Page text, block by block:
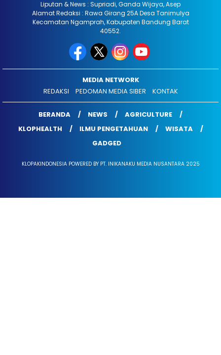
Liputan & News : Supriadi, Ganda Wijaya, Asep
Alamat Redaksi : Rawa Girang 25A Desa Tanimulya
Kecamatan Ngamprah, Kabupaten Bandung Barat
40552.
MEDIA NETWORK
REDAKSI
PEDOMAN MEDIA SIBER KONTAK
BERANDA NEWS
AGRICULTURE
KLOPHEALTH
ILMU PENGETAHUAN
WISATA
GADGED
KLOPAKINDONESIA POWERED BY PT. INIKANAKU MEDIA NUSANTARA 2025